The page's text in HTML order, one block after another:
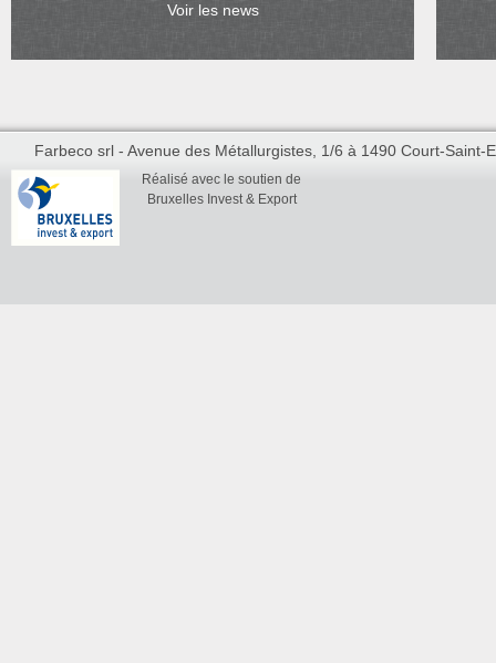
Voir les news
Farbeco srl - Avenue des Métallurgistes, 1/6 à 1490 Court-Saint-
Réalisé avec le soutien de
Bruxelles Invest & Export